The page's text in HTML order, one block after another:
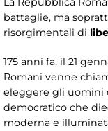
battaglie, ma
risorgimentali di
175 anni fa, il 21
Romani venne
eleggere gli uomini
democratico che
moderna e